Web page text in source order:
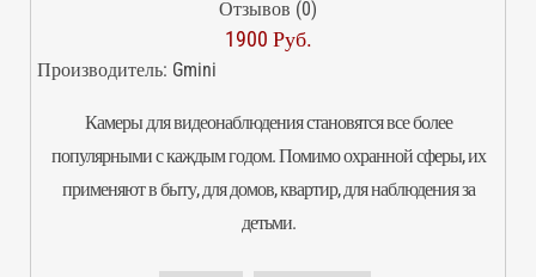
Отзывов (0)
1900 Руб.
Производитель: Gmini
Камеры для видеонаблюдения становятся все более
популярными с каждым годом. Помимо охранной сферы, их
применяют в быту, для домов, квартир, для наблюдения за
детьми.